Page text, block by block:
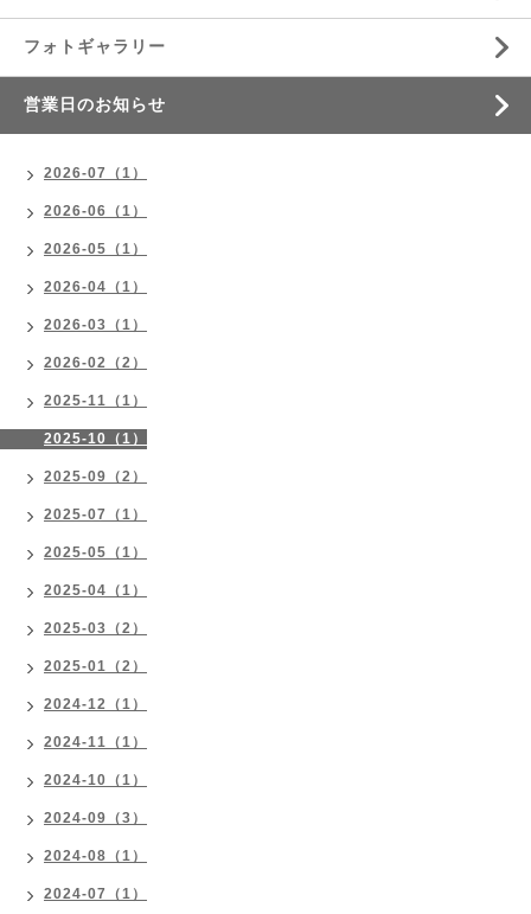
フォトギャラリー
営業日のお知らせ
2026-07（1）
2026-06（1）
2026-05（1）
2026-04（1）
2026-03（1）
2026-02（2）
2025-11（1）
2025-10（1）
2025-09（2）
2025-07（1）
2025-05（1）
2025-04（1）
2025-03（2）
2025-01（2）
2024-12（1）
2024-11（1）
2024-10（1）
2024-09（3）
2024-08（1）
2024-07（1）